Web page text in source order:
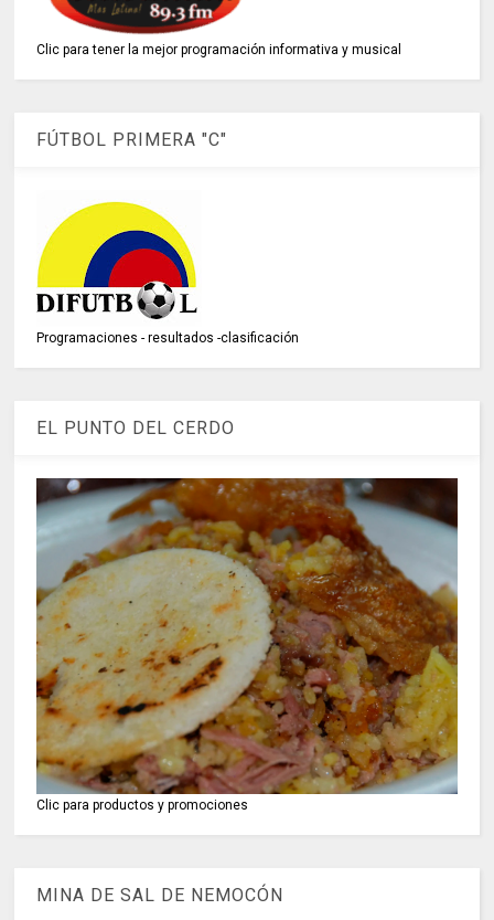
Clic para tener la mejor programación informativa y musical
FÚTBOL PRIMERA "C"
Programaciones - resultados -clasificación
EL PUNTO DEL CERDO
Clic para productos y promociones
MINA DE SAL DE NEMOCÓN